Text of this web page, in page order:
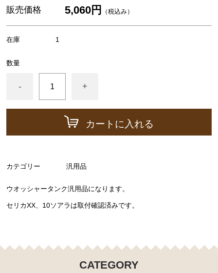
クラッチパーツ（マスターシリンダー クラッチレリ
ステアリングパーツ（各種リペアキット ラックブー
足回りパーツ（アッパーマウント ベアリング ボールジ
駆動パーツ（センターサポートベアリング ドライブ
シャフトブーツ デフなど）
エアコン ヒーター関係
スープラ GA70 GA70H MA70 JZA70
エンジンパーツ 7M-GTEU MA70
エンジンパーツ 1G-GEU GA70
エンジンパーツ 1G-EU GA70
販売価格 5,060円 （税込み）
在庫 1
数量
- +
カートに入れる
カテゴリー 汎用品
ウオッシャータンク汎用品になります。
セリカXX、10ソアラは取付確認済みです。
CATEGORY